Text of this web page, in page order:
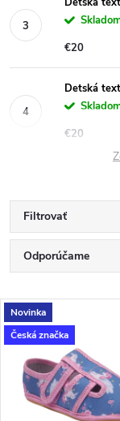
€20
Detská
€20
Filtrovať
R
a
d
e
Odporúčame
Najdrahšie
Najpredávanejšie
Abecedne
V
ý
p
Novinka
Česká značka